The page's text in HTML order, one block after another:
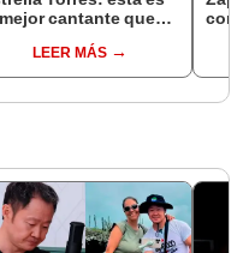
cantante que
según la IA
LEER MÁS